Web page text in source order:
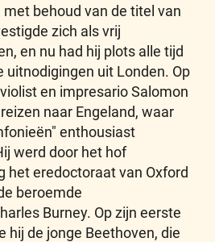
behoud van de titel van
zich als vrij
en nu had hij plots alle tijd
uitnodigingen uit Londen. Op
en impresario Salomon
naar Engeland, waar
enthousiast
werd door het hof
het eredoctoraat van Oxford
beroemde
Burney. Op zijn eerste
hij de jonge Beethoven, die